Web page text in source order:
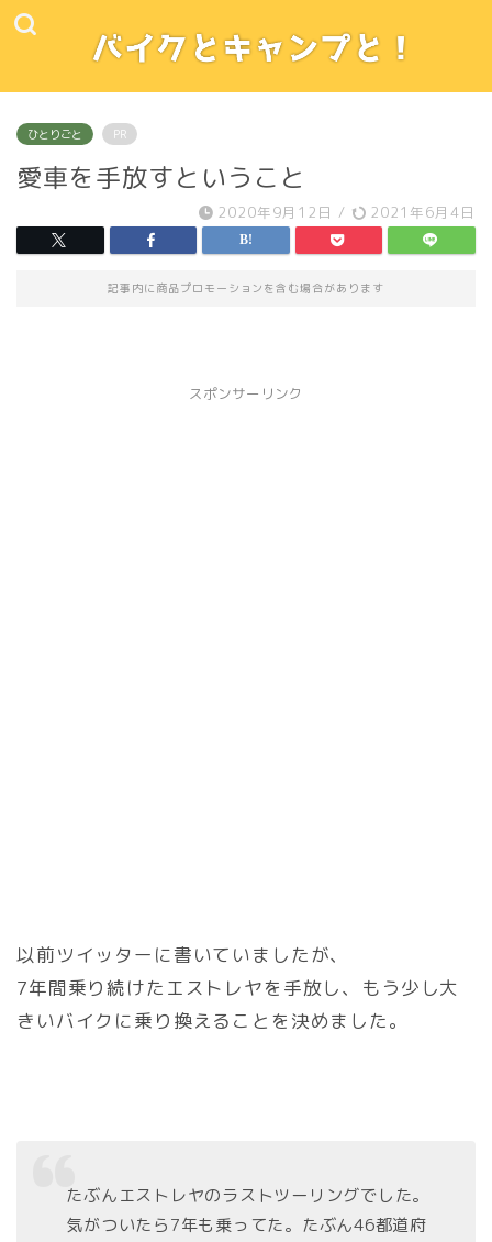
ひとりごと PR
愛車を手放すということ
2020年9月12日 / 2021年6月4日
記事内に商品プロモーションを含む場合があります
スポンサーリンク
以前ツイッターに書いていましたが、
7年間乗り続けたエストレヤを手放し、もう少し大
きいバイクに乗り換えることを決めました。
たぶんエストレヤのラストツーリングでした。
気がついたら7年も乗ってた。たぶん46都道府